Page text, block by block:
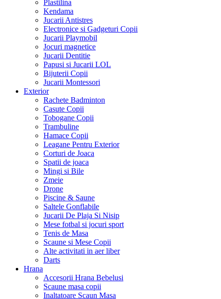
Plastilina
Kendama
Jucarii Antistres
Electronice si Gadgeturi Copii
Jucarii Playmobil
Jocuri magnetice
Jucarii Dentitie
Papusi si Jucarii LOL
Bijuterii Copii
Jucarii Montessori
Exterior
Rachete Badminton
Casute Copii
Tobogane Copii
Trambuline
Hamace Copii
Leagane Pentru Exterior
Corturi de Joaca
Spatii de joaca
Mingi si Bile
Zmeie
Drone
Piscine & Saune
Saltele Gonflabile
Jucarii De Plaja Si Nisip
Mese fotbal si jocuri sport
Tenis de Masa
Scaune si Mese Copii
Alte activitati in aer liber
Darts
Hrana
Accesorii Hrana Bebelusi
Scaune masa copii
Inaltatoare Scaun Masa